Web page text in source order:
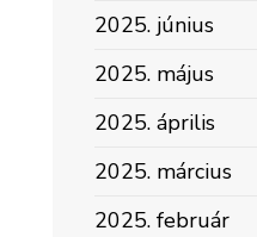
2025. június
2025. május
2025. április
2025. március
2025. február